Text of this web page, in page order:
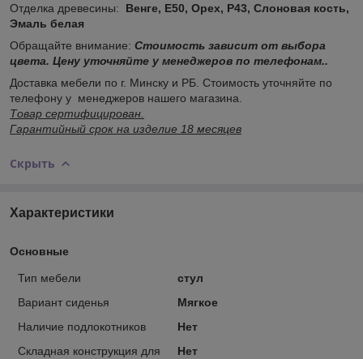
Отделка древесины: Венге, Е50, Орех, Р43, Слоновая кость,
Эмаль белая
Обращайте внимание: Стоимость зависит от выбора
цвета. Цену уточняйте у менеджеров по телефонам..
Доставка мебели по г. Минску и РБ. Стоимость уточняйте по
телефону у менеджеров нашего магазина.
Товар сертифицирован.
Гарантийный срок на изделие 18 месяцев
Скрыть
Характеристики
Основные
Тип мебели
стул
Вариант сиденья
Мягкое
Наличие подлокотников
Нет
Складная конструкция для
Нет